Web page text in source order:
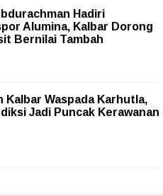
Hadiri
Alumina, Kalbar Dorong
Bernilai Tambah
Kalbar Waspada Karhutla,
Jadi Puncak Kerawanan